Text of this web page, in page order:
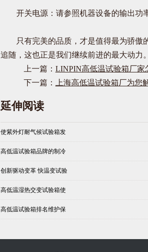
开关电源：请参照机器设备的输出功率
只有完美的品质，才是值得最为骄傲的
追随，这也正是我们继续前进的最大动力。
上一篇： LINPIN高低温试验箱厂家
下一篇：
上海高低温试验箱厂为您
延伸阅读
使紫外灯耐气候试验箱发
高低温试验箱品牌的制冷
创新驱动变革 快温变试验
高低温湿热交变试验箱使
高低温试验箱排名维护保